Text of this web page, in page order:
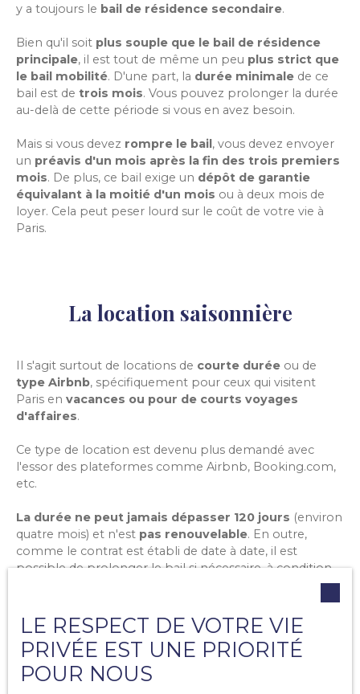
y a toujours le bail de résidence secondaire.
Bien qu'il soit plus souple que le bail de résidence
principale, il est tout de même un peu plus strict que
le bail mobilité. D'une part, la durée minimale de ce
bail est de trois mois. Vous pouvez prolonger la durée
au-delà de cette période si vous en avez besoin.
Mais si vous devez rompre le bail, vous devez envoyer
un préavis d'un mois après la fin des trois premiers
mois. De plus, ce bail exige un dépôt de garantie
équivalant à la moitié d'un mois ou à deux mois de
loyer. Cela peut peser lourd sur le coût de votre vie à
Paris.
La location saisonnière
Il s'agit surtout de locations de courte durée ou de
type Airbnb, spécifiquement pour ceux qui visitent
Paris en vacances ou pour de courts voyages
d'affaires.
Ce type de location est devenu plus demandé avec
l'essor des plateformes comme Airbnb, Booking.com,
etc.
La durée ne peut jamais dépasser 120 jours (environ
quatre mois) et n'est pas renouvelable. En outre,
comme le contrat est établi de date à date, il est
possible de prolonger le bail si nécessaire, à condition
de ne pas dépasser 90 jours après la date de fin initiale.
LE RESPECT DE VOTRE VIE
PRIVÉE EST UNE PRIORITÉ
POUR NOUS